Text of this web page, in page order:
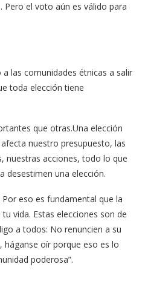
el voto aún es válido para
las comunidades étnicas a salir
toda elección tiene
que otras.Una elección
nuestro presupuesto, las
nuestras acciones, todo lo que
desestimen una elección.
Por eso es fundamental que la
vida. Estas elecciones son de
a todos: No renuncien a su
háganse oír porque eso es lo
poderosa”.